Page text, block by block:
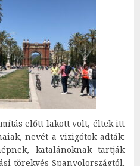
előtt lakott volt, éltek itt
nevét a vizigótok adták:
katalánoknak tartják
törekvés Spanyolországtól.